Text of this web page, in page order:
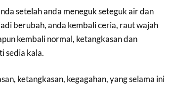
setelah anda meneguk seteguk air dan
berubah, anda kembali ceria, raut wajah
kembali normal, ketangkasan dan
sedia kala.
ketangkasan, kegagahan, yang selama ini